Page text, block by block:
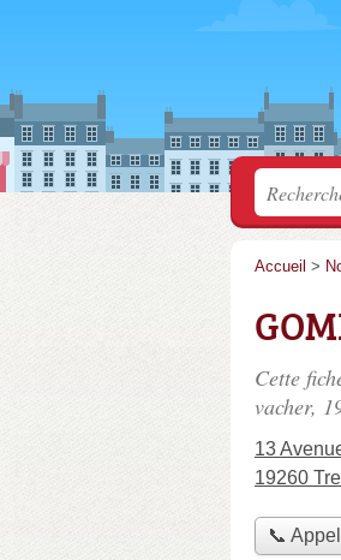
Accueil >
Cette
vacher,
13
19260
📞